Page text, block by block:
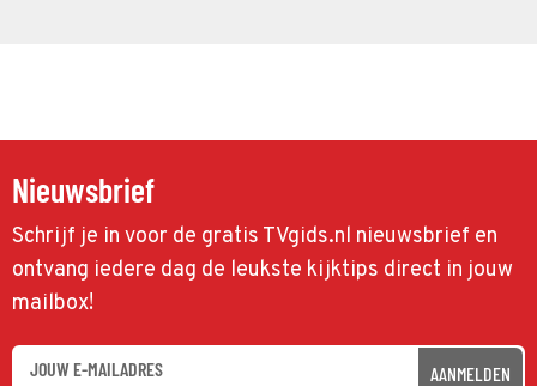
Nieuwsbrief
Schrijf je in voor de gratis TVgids.nl nieuwsbrief en
ontvang iedere dag de leukste kijktips direct in jouw
mailbox!
AANMELDEN